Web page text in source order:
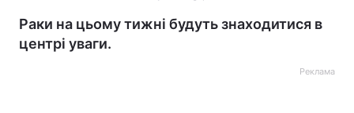
Раки на цьому тижні будуть знаходитися в
центрі уваги.
Реклама